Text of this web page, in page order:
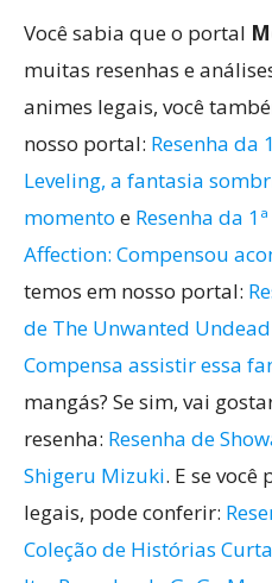
Você sabia que o portal
muitas resenhas e
animes legais, você
nosso portal: Resenha da
Leveling, a fantasia
momento e Resenha da
Affection: Compensou
temos em nosso portal:
de The Unwanted
Compensa assistir essa
mangás? Se sim, vai
resenha: Resenha de
Shigeru Mizuki. E se
legais, pode conferir:
Coleção de Histórias